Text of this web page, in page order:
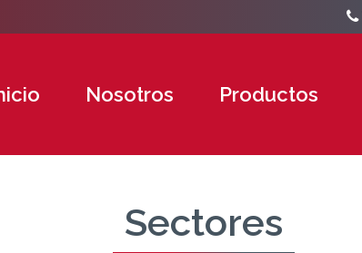
Nosotros Productos
Sectores